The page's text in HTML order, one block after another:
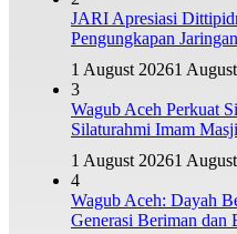
JARI Apresiasi
Pengungkapan
1 August 20261
3
Wagub Aceh Perkuat
Silaturahmi Imam
1 August 20261
4
Wagub Aceh: Dayah
Generasi Beriman dan